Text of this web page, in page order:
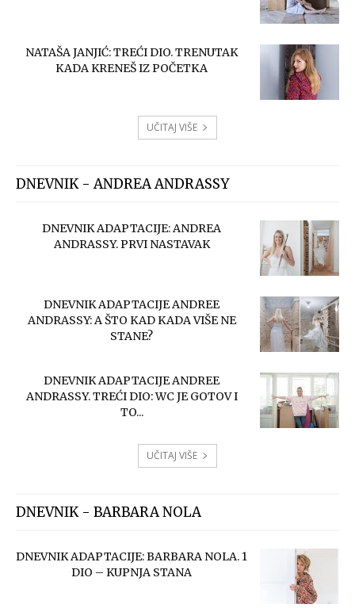
NATAŠA JANJIĆ: TREĆI DIO. TRENUTAK
KADA KRENEŠ IZ POČETKA
UČITAJ VIŠE
DNEVNIK - ANDREA ANDRASSY
DNEVNIK ADAPTACIJE: ANDREA
ANDRASSY. PRVI NASTAVAK
DNEVNIK ADAPTACIJE ANDREE
ANDRASSY: A ŠTO KAD KADA VIŠE NE
STANE?
DNEVNIK ADAPTACIJE ANDREE
ANDRASSY. TREĆI DIO: WC JE GOTOV I
TO...
UČITAJ VIŠE
DNEVNIK - BARBARA NOLA
DNEVNIK ADAPTACIJE: BARBARA NOLA. 1
DIO – KUPNJA STANA